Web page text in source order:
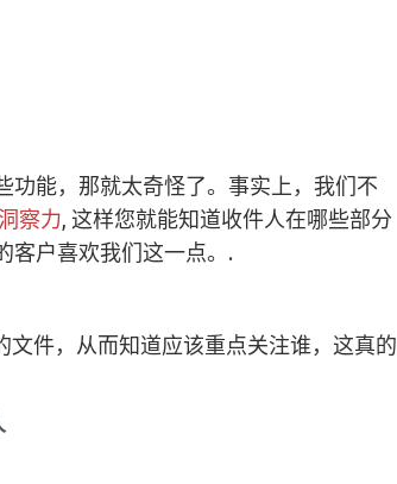
功能，那就太奇怪了。事实上，我们不
察力, 这样您就能知道收件人在哪些部分
客户喜欢我们这一点。.
件，从而知道应该重点关注谁，这真的